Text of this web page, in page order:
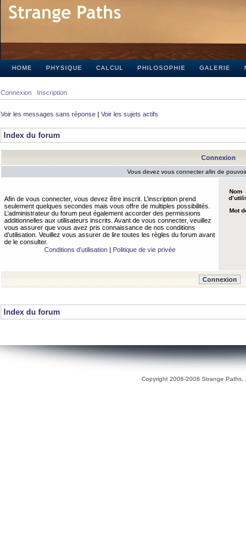
HOME PHYSIQUE CALCUL PHILOSOPHIE GALERIE
Connexion Inscription
Voir les messages sans réponse | Voir les sujets actifs
Index du forum
Connexion
Vous devez vous connecter afin de
Afin de vous connecter, vous devez être inscrit. L’inscription prend
seulement quelques secondes mais vous offre de multiples possibilités.
L’administrateur du forum peut également accorder des permissions
additionnelles aux utilisateurs inscrits. Avant de vous connecter, veuillez
vous assurer que vous avez pris connaissance de nos conditions
d’utilisation. Veuillez vous assurer de lire toutes les règles du forum avant
de le consulter.
Conditions d’utilisation| Politique de vie privée
Nom
Mot
Index du forum
Copyright 2006-2008 Strange Paths,